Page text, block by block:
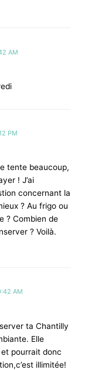
AM
PM
tente beaucoup,
! J’ai
concernant la
? Au frigo ou
? Combien de
? Voilà.
AM
ta Chantilly
Elle
pourrait donc
illimitée!